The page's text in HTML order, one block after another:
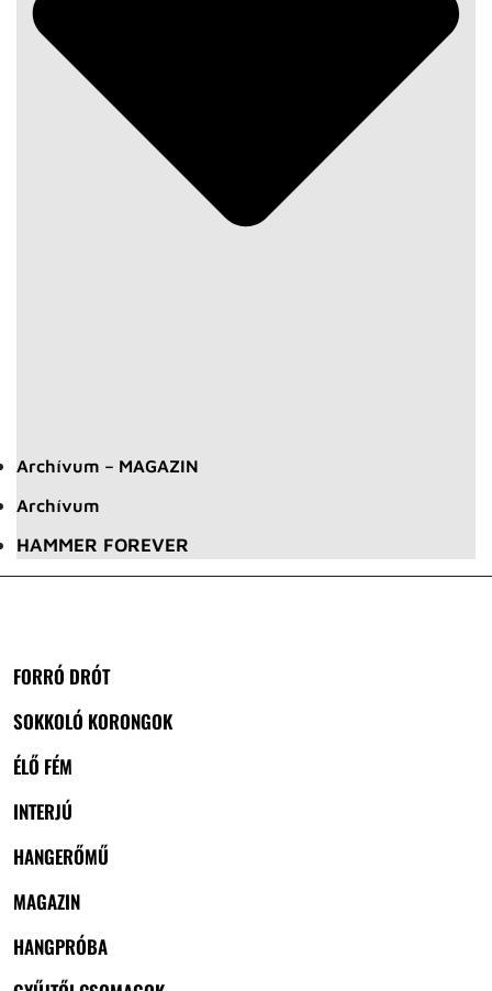
Archívum – MAGAZIN
Archívum
HAMMER FOREVER
FORRÓ DRÓT
SOKKOLÓ KORONGOK
ÉLŐ FÉM
INTERJÚ
HANGERŐMŰ
MAGAZIN
HANGPRÓBA